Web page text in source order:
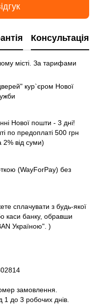
Консультація
місті. За тарифами
кур`єром Нової
Нової пошти - 3 дні!
по предоплаті 500 грн
2% від суми)
(WayForPay) без
сплачувати з будь-якої
каси банку, обравши
Україною". )
замовлення.
1 до 3 робочих днів.